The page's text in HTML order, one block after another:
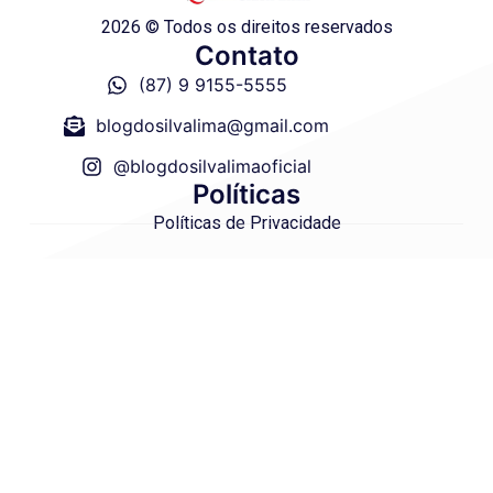
2026 © Todos os direitos reservados
Contato
(87) 9 9155-5555
blogdosilvalima@gmail.com
@blogdosilvalimaoficial
Políticas
Políticas de Privacidade